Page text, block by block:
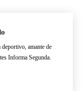
amante de
Informa Segunda.